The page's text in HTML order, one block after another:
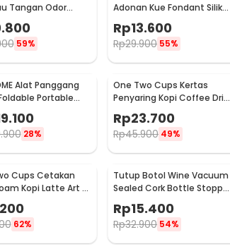
Tangan Odor
- HW071
59%
Adonan Kue Fondant Silikon
Baking Mat Anti Slip -
JJ3873
Rp13.600
Rp29.900 55%
Alat Panggang
Portable
28%
One Two Cups Kertas
Penyaring Kopi Coffee Drip
Bag Paper Filter 50PCS -
T111
Rp23.700
Rp45.900 49%
Cups Cetakan
Kopi Latte Art 16
62%
Tutup Botol Wine Vacuum
Sealed Cork Bottle Stopper
Rp15.400
Rp32.900 54%